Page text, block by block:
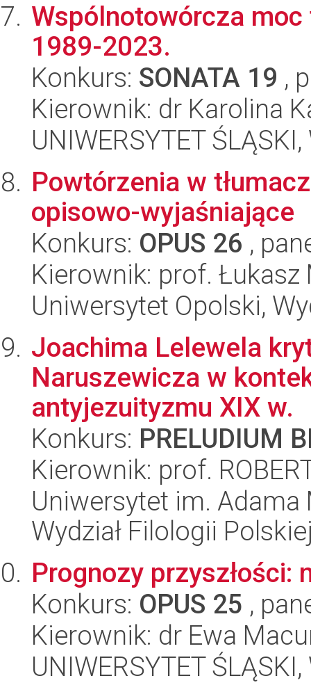
Wspólnotowórcza
1989-2023.
Konkurs: SONATA 19 ,
Kierownik: dr Karolina
UNIWERSYTET
Powtórzenia w
opisowo-wyjaśniające
Konkurs: OPUS 26 ,
Kierownik: prof. Łukasz
Uniwersytet Opolski,
Joachima Lelewela
Naruszewicza w
antyjezuityzmu XIX w.
Konkurs: PRELUDIUM
Kierownik: prof.
Uniwersytet im.
Wydział Filologii
Prognozy przyszłości:
Konkurs: OPUS 25 ,
Kierownik: dr Ewa
UNIWERSYTET